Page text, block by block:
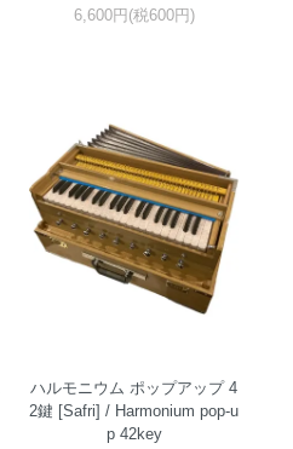
6,600円(税600円)
ハルモニウム ポップアップ 4
2鍵 [Safri] / Harmonium pop-u
p 42key